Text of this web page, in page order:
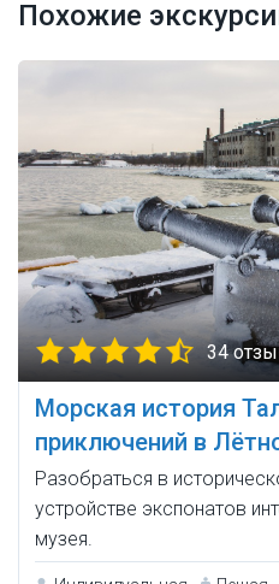
Похожие
34
Морская история
приключений в
Разобраться в
устройстве экспонатов
музея.